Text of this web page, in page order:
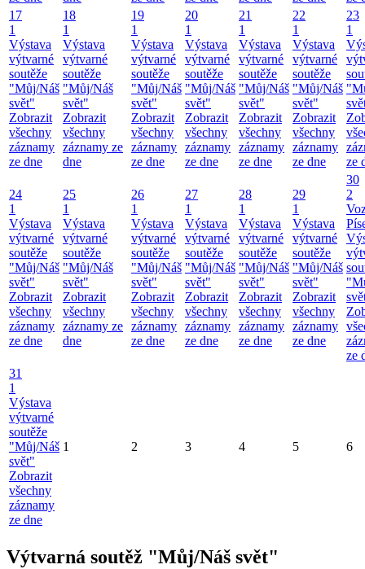
17
1
Výstava
výtvarné
soutěže
"Můj/Náš
svět"
Zobrazit
všechny
záznamy
ze dne
18
1
Výstava
výtvarné
soutěže
"Můj/Náš
svět"
Zobrazit
všechny
záznamy ze
dne
19
1
Výstava
výtvarné
soutěže
"Můj/Náš
svět"
Zobrazit
všechny
záznamy
ze dne
20
1
Výstava
výtvarné
soutěže
"Můj/Náš
svět"
Zobrazit
všechny
záznamy
ze dne
21
1
Výstava
výtvarné
soutěže
"Můj/Náš
svět"
Zobrazit
všechny
záznamy
ze dne
22
1
Výstava
výtvarné
soutěže
"Můj/Náš
svět"
Zobrazit
všechny
záznamy
ze dne
23
1
ze
24
1
Výstava
výtvarné
soutěže
"Můj/Náš
svět"
Zobrazit
všechny
záznamy
ze dne
25
1
Výstava
výtvarné
soutěže
"Můj/Náš
svět"
Zobrazit
všechny
záznamy ze
dne
26
1
Výstava
výtvarné
soutěže
"Můj/Náš
svět"
Zobrazit
všechny
záznamy
ze dne
27
1
Výstava
výtvarné
soutěže
"Můj/Náš
svět"
Zobrazit
všechny
záznamy
ze dne
28
1
Výstava
výtvarné
soutěže
"Můj/Náš
svět"
Zobrazit
všechny
záznamy
ze dne
29
1
Výstava
výtvarné
soutěže
"Můj/Náš
svět"
Zobrazit
všechny
záznamy
ze dne
30
2
ze
31
1
Výstava
výtvarné
soutěže
"Můj/Náš
svět"
Zobrazit
všechny
záznamy
ze dne
1 2 3 4 5 6
Výtvarná soutěž "Můj/Náš svět"